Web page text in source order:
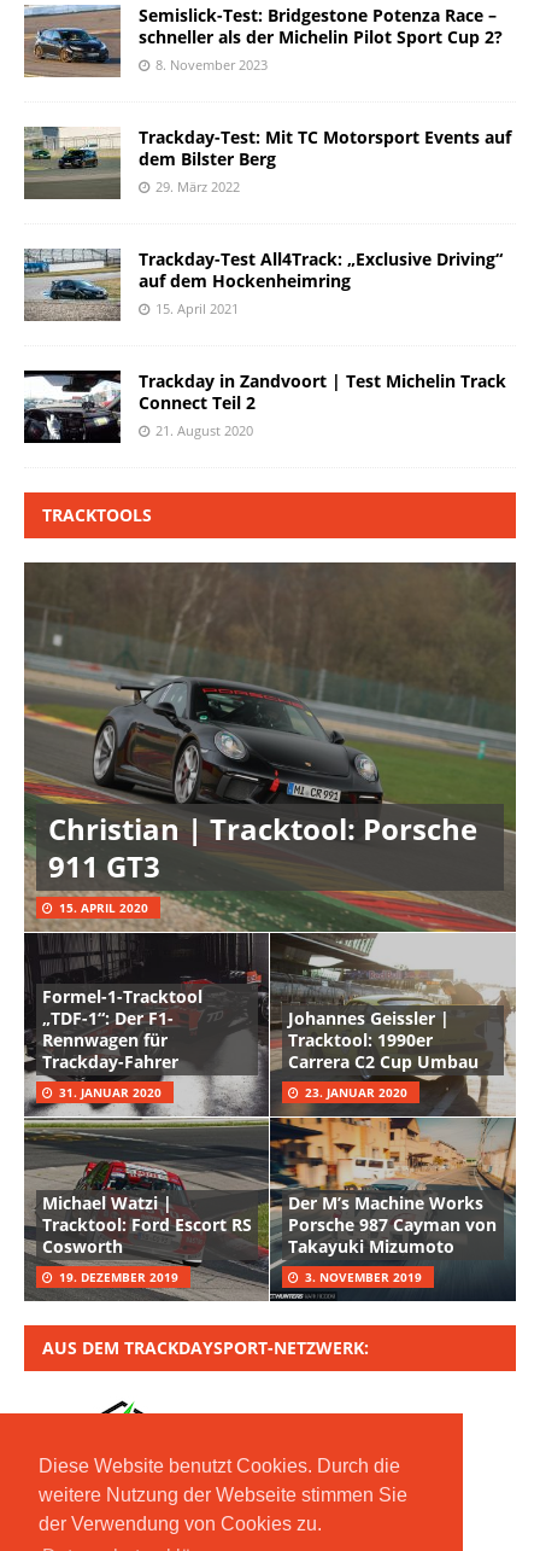
Diese Website benutzt Cookies. Durch die
weitere Nutzung der Webseite stimmen Sie
der Verwendung von Cookies zu.
Semislick-Test: Bridgestone Potenza Race –
schneller als der Michelin Pilot Sport Cup 2?
8. November 2023
Trackday-Test: Mit TC Motorsport Events auf
dem Bilster Berg
29. März 2022
Trackday-Test All4Track: „Exclusive Driving“
auf dem Hockenheimring
15. April 2021
Trackday in Zandvoort | Test Michelin Track
Connect Teil 2
21. August 2020
TRACKTOOLS
Christian | Tracktool: Porsche
911 GT3
15. APRIL 2020
Formel-1-Tracktool
„TDF-1“: Der F1-
Rennwagen für
Trackday-Fahrer
31. JANUAR 2020
Johannes Geissler |
Tracktool: 1990er
Carrera C2 Cup Umbau
23. JANUAR 2020
Michael Watzi |
Tracktool: Ford Escort RS
Cosworth
19. DEZEMBER 2019
Der M’s Machine Works
Porsche 987 Cayman von
Takayuki Mizumoto
3. NOVEMBER 2019
AUS DEM TRACKDAYSPORT-NETZWERK:
Copyright © 2020 Moritz Nolte GmbH | Mit *